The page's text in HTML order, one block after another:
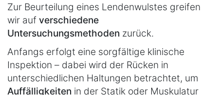
Zur Beurteilung eines Lendenwulstes greifen
wir auf verschiedene
Untersuchungsmethoden zurück.
Anfangs erfolgt eine sorgfältige klinische
Inspektion – dabei wird der Rücken in
unterschiedlichen Haltungen betrachtet, um
Auffälligkeiten in der Statik oder Muskulatur